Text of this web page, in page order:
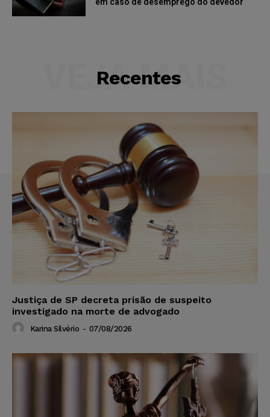
Recentes
VEJA MAIS
Justiça de SP decreta prisão de suspeito
investigado na morte de advogado
Karina Silvério - 07/08/2026